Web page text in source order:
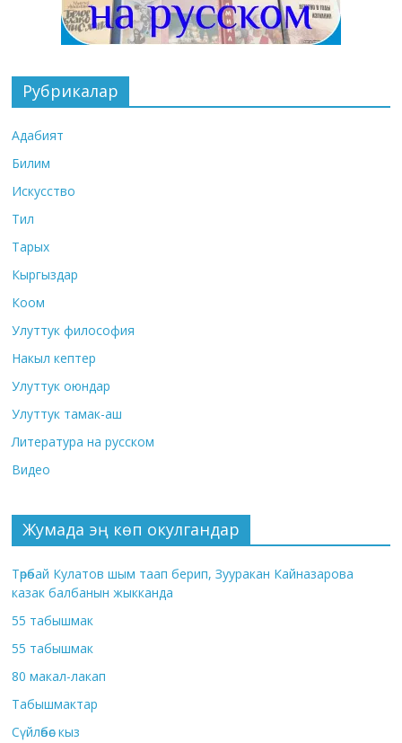
Рубрикалар
Адабият
Билим
Искусство
Тил
Тарых
Кыргыздар
Коом
Улуттук философия
Накыл кептер
Улуттук оюндар
Улуттук тамак-аш
Литература на русском
Видео
Жумада эң көп окулгандар
Төрөбай Кулатов шым таап берип, Зууракан Кайназарова
казак балбанын жыкканда
55 табышмак
55 табышмак
80 макал-лакап
Табышмактар
Сүйлөбөс кыз